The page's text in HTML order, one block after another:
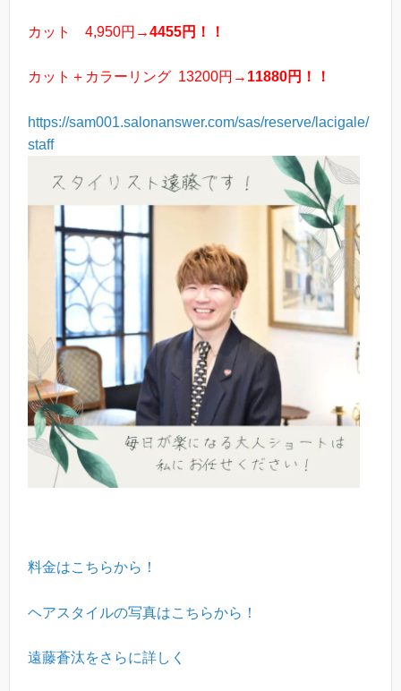
カット 4,950円→4455円！！
カット＋カラーリング 13200円→ 11880円！！
https://sam001.salonanswer.com/sas/reserve/lacigale/
staff
料金はこちらから！
ヘアスタイルの写真はこちらから！
遠藤蒼汰をさらに詳しく